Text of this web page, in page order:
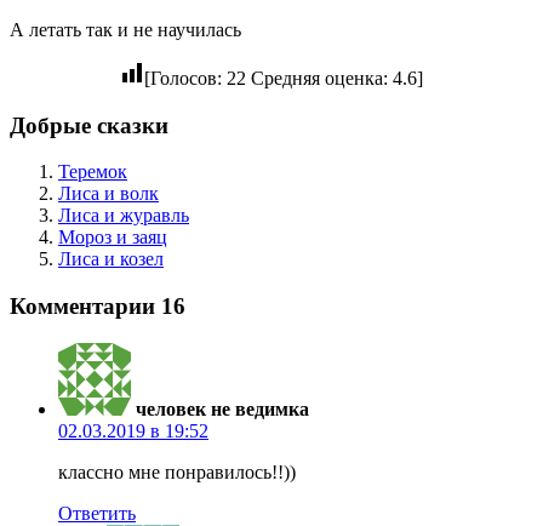
А летать так и не научилась
[Голосов: 22 Средняя оценка: 4.6]
Добрые сказки
Теремок
Лиса и волк
Лиса и журавль
Мороз и заяц
Лиса и козел
Комментарии 16
человек не ведимка
02.03.2019 в 19:52
классно мне понравилось!!))
Ответить